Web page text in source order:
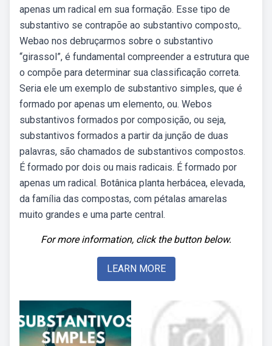
apenas um radical em sua formação. Esse tipo de
substantivo se contrapõe ao substantivo composto,.
Webao nos debruçarmos sobre o substantivo
“girassol”, é fundamental compreender a estrutura que
o compõe para determinar sua classificação correta.
Seria ele um exemplo de substantivo simples, que é
formado por apenas um elemento, ou. Webos
substantivos formados por composição, ou seja,
substantivos formados a partir da junção de duas
palavras, são chamados de substantivos compostos.
É formado por dois ou mais radicais. É formado por
apenas um radical. Botânica planta herbácea, elevada,
da família das compostas, com pétalas amarelas
muito grandes e uma parte central.
For more information, click the button below.
LEARN MORE